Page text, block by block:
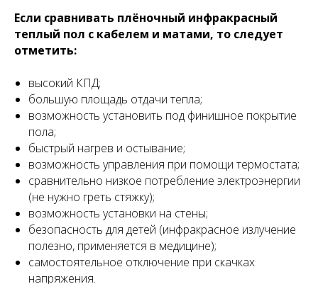
Если сравнивать плёночный инфракрасный
теплый пол с кабелем и матами, то следует
отметить:
высокий КПД;
большую площадь отдачи тепла;
возможность установить под финишное покрытие
пола;
быстрый нагрев и остывание;
возможность управления при помощи термостата;
сравнительно низкое потребление электроэнергии
(не нужно греть стяжку);
возможность установки на стены;
безопасность для детей (инфракрасное излучение
полезно, применяется в медицине);
самостоятельное отключение при скачках
напряжения.